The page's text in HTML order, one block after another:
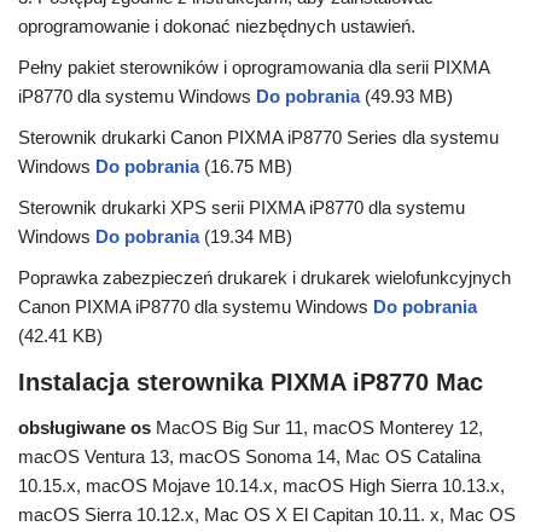
oprogramowanie i dokonać niezbędnych ustawień.
Pełny pakiet sterowników i oprogramowania dla serii PIXMA
iP8770 dla systemu Windows Do pobrania (49.93 MB)
Sterownik drukarki Canon PIXMA iP8770 Series dla systemu
Windows Do pobrania (16.75 MB)
Sterownik drukarki XPS serii PIXMA iP8770 dla systemu
Windows Do pobrania (19.34 MB)
Poprawka zabezpieczeń drukarek i drukarek wielofunkcyjnych
Canon PIXMA iP8770 dla systemu Windows Do pobrania
(42.41 KB)
Instalacja sterownika PIXMA iP8770 Mac
obsługiwane os MacOS Big Sur 11, macOS Monterey 12,
macOS Ventura 13, macOS Sonoma 14, Mac OS Catalina
10.15.x, macOS Mojave 10.14.x, macOS High Sierra 10.13.x,
macOS Sierra 10.12.x, Mac OS X El Capitan 10.11. x, Mac OS